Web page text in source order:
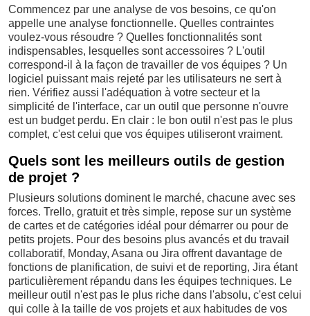
Commencez par une analyse de vos besoins, ce qu'on
appelle une analyse fonctionnelle. Quelles contraintes
voulez-vous résoudre ? Quelles fonctionnalités sont
indispensables, lesquelles sont accessoires ? L'outil
correspond-il à la façon de travailler de vos équipes ? Un
logiciel puissant mais rejeté par les utilisateurs ne sert à
rien. Vérifiez aussi l'adéquation à votre secteur et la
simplicité de l'interface, car un outil que personne n'ouvre
est un budget perdu. En clair : le bon outil n'est pas le plus
complet, c'est celui que vos équipes utiliseront vraiment.
Quels sont les meilleurs outils de gestion
de projet ?
Plusieurs solutions dominent le marché, chacune avec ses
forces. Trello, gratuit et très simple, repose sur un système
de cartes et de catégories idéal pour démarrer ou pour de
petits projets. Pour des besoins plus avancés et du travail
collaboratif, Monday, Asana ou Jira offrent davantage de
fonctions de planification, de suivi et de reporting, Jira étant
particulièrement répandu dans les équipes techniques. Le
meilleur outil n'est pas le plus riche dans l'absolu, c'est celui
qui colle à la taille de vos projets et aux habitudes de vos